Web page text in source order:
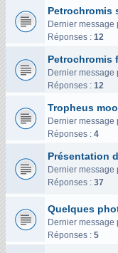
Petrochromis
Dernier message
Réponses : 12
Petrochromis
Dernier message
Réponses : 12
Tropheus
Dernier message
Réponses : 4
Présentation
Dernier message
Réponses : 37
Quelques
Dernier message
Réponses : 5